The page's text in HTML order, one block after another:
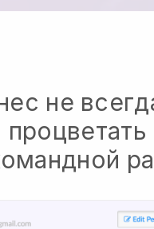
не
процветать